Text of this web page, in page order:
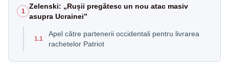
1
Zelenski: „Rușii pregătesc un nou atac masiv
asupra Ucrainei”
1.1
Apel către partenerii occidentali pentru livrarea
rachetelor Patriot